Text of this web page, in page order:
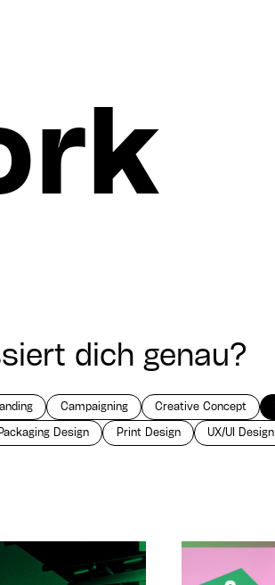
dich genau?
Campaigning Creative Concept
Packaging Design Print Design UX/UI Design